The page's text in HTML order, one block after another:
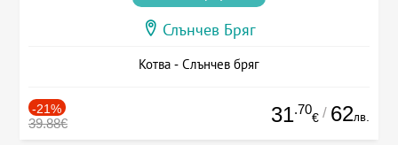
Слънчев Бряг
Котва - Слънчев бряг
-21%
39.88€ 31.70
€ / 62лв.